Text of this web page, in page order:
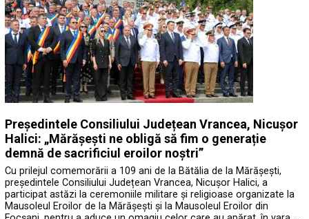
Președintele Consiliului Județean Vrancea, Nicușor
Halici: „Mărășești ne obligă să fim o generație
demnă de sacrificiul eroilor noștri”
Cu prilejul comemorării a 109 ani de la Bătălia de la Mărășești,
președintele Consiliului Județean Vrancea, Nicușor Halici, a
participat astăzi la ceremoniile militare și religioase organizate la
Mausoleul Eroilor de la Mărășești și la Mausoleul Eroilor din